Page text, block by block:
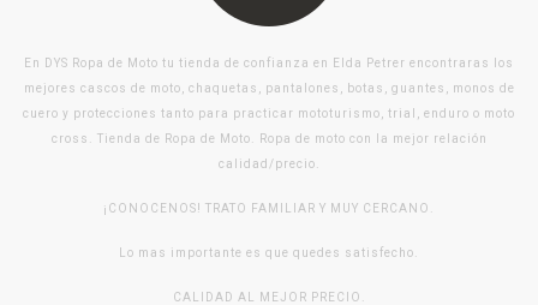
En DYS Ropa de Moto tu tienda de confianza en Elda Petrer encontraras los
mejores cascos de moto, chaquetas, pantalones, botas, guantes, monos de
cuero y protecciones tanto para practicar mototurismo, trial, enduro o moto
cross. Tienda de Ropa de Moto. Ropa de moto con la mejor relación
calidad/precio.
¡CONOCENOS! TRATO FAMILIAR Y MUY CERCANO.
Lo mas importante es que quedes satisfecho.
CALIDAD AL MEJOR PRECIO.